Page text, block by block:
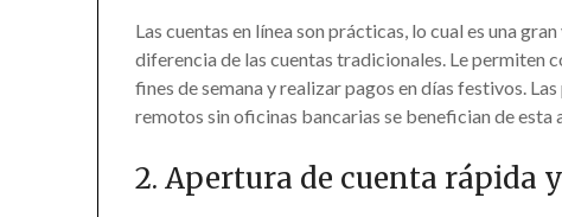
Las cuentas en línea son prácticas, lo cual es una
diferencia de las cuentas tradicionales. Le permiten
fines de semana y realizar pagos en días festivos.
remotos sin oficinas bancarias se benefician de
2. Apertura de cuenta rápida